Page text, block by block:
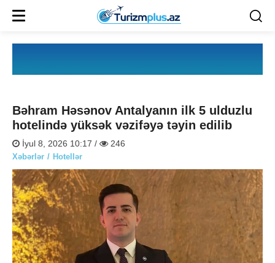
Bəhram Həsənov Antalyanın ilk 5 ulduzlu
hotelində yüksək vəzifəyə təyin edilib
İyul 8, 2026 10:17 / 246
Xəbərlər Hotellər